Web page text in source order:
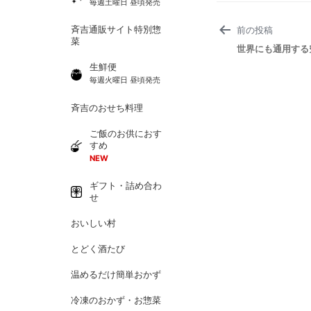
稿
前の投稿
世界にも通用す
斉吉通販サイト特別惣
菜
生鮮便
毎週火曜日 昼頃発売
斉吉のおせち料理
ご飯のお供におす
すめ
NEW
ギフト・詰め合わ
せ
おいしい村
とどく酒たび
温めるだけ簡単おかず
冷凍のおかず・お惣菜